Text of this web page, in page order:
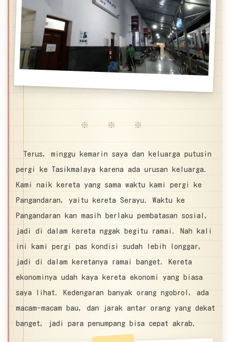
※ ※ ※
Terus, minggu kemarin saya dan keluarga putusin
pergi ke Tasikmalaya karena ada urusan keluarga.
Kami naik kereta yang sama waktu kami pergi ke
Pangandaran, yaitu kereta Serayu. Waktu ke
Pangandaran kan masih berlaku pembatasan sosial,
jadi di dalam kereta nggak begitu ramai. Nah kali
ini kami pergi pas kondisi sudah lebih longgar,
jadi di dalam keretanya ramai banget. Kereta
ekonominya udah kaya kereta ekonomi yang biasa
saya lihat. Kedengaran banyak orang ngobrol, ada
macam-macam bau, dan jarak antar orang yang dekat
banget, jadi para penumpang bisa cepat akrab.